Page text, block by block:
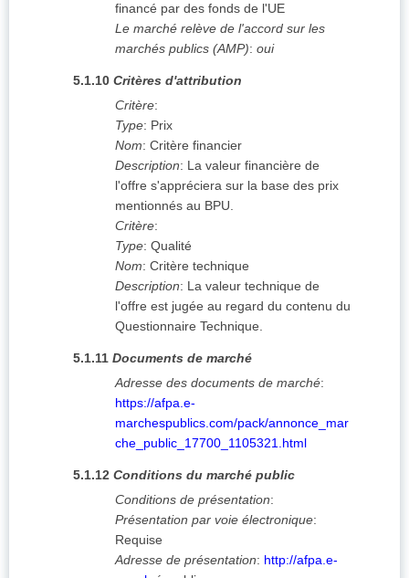
financé par des fonds de l'UE
Le marché relève de l'accord sur les
marchés publics (AMP): oui
5.1.10 Critères d'attribution
Critère:
Type: Prix
Nom: Critère financier
Description: La valeur financière de
l'offre s'appréciera sur la base des prix
mentionnés au BPU.
Critère:
Type: Qualité
Nom: Critère technique
Description: La valeur technique de
l'offre est jugée au regard du contenu du
Questionnaire Technique.
5.1.11 Documents de marché
Adresse des documents de marché:
https://afpa.e-
marchespublics.com/pack/annonce_mar
che_public_17700_1105321.html
5.1.12 Conditions du marché public
Conditions de présentation:
Présentation par voie électronique:
Requise
Adresse de présentation: http://afpa.e-